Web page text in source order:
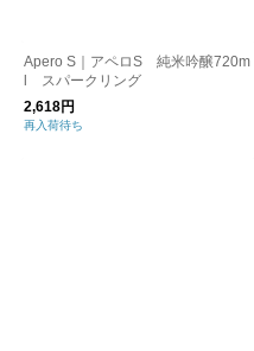
Apero S｜アペロS 純米吟醸720m
l スパークリング
2,618円
再入荷待ち